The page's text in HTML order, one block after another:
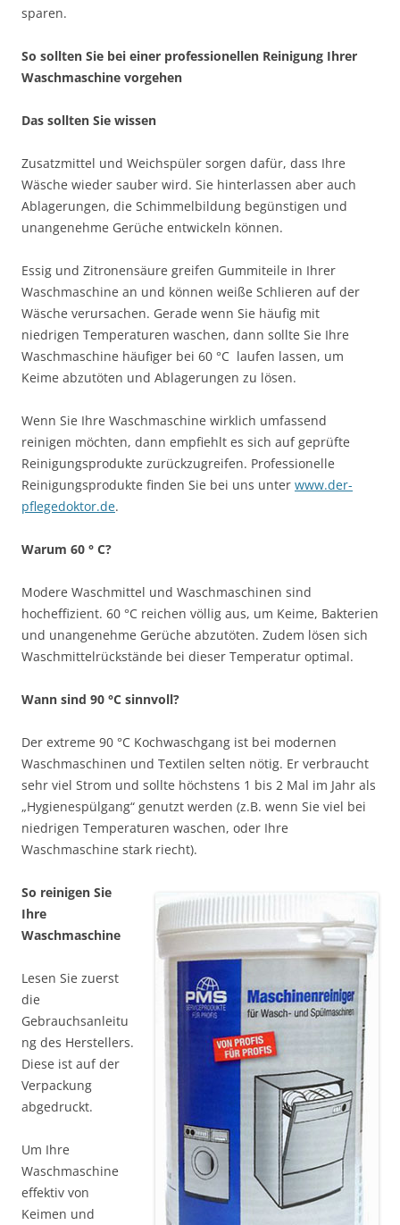
sparen.
So sollten Sie bei einer professionellen Reinigung Ihrer
Waschmaschine vorgehen
Das sollten Sie wissen
Zusatzmittel und Weichspüler sorgen dafür, dass Ihre
Wäsche wieder sauber wird. Sie hinterlassen aber auch
Ablagerungen, die Schimmelbildung begünstigen und
unangenehme Gerüche entwickeln können.
Essig und Zitronensäure greifen Gummiteile in Ihrer
Waschmaschine an und können weiße Schlieren auf der
Wäsche verursachen. Gerade wenn Sie häufig mit
niedrigen Temperaturen waschen, dann sollte Sie Ihre
Waschmaschine häufiger bei 60 °C laufen lassen, um
Keime abzutöten und Ablagerungen zu lösen.
Wenn Sie Ihre Waschmaschine wirklich umfassend
reinigen möchten, dann empfiehlt es sich auf geprüfte
Reinigungsprodukte zurückzugreifen. Professionelle
Reinigungsprodukte finden Sie bei uns unter www.der-
pflegedoktor.de.
Warum 60 ° C?
Modere Waschmittel und Waschmaschinen sind
hocheffizient. 60 °C reichen völlig aus, um Keime, Bakterien
und unangenehme Gerüche abzutöten. Zudem lösen sich
Waschmittelrückstände bei dieser Temperatur optimal.
Wann sind 90 °C sinnvoll?
Der extreme 90 °C Kochwaschgang ist bei modernen
Waschmaschinen und Textilen selten nötig. Er verbraucht
sehr viel Strom und sollte höchstens 1 bis 2 Mal im Jahr als
„Hygienespülgang“ genutzt werden (z.B. wenn Sie viel bei
niedrigen Temperaturen waschen, oder Ihre
Waschmaschine stark riecht).
So reinigen Sie
Ihre
Waschmaschine
Lesen Sie zuerst
die
Gebrauchsanleitu
ng des Herstellers.
Diese ist auf der
Verpackung
abgedruckt.
Um Ihre
Waschmaschine
effektiv von
Keimen und